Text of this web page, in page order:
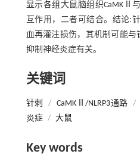
显示各组大鼠脑组织CaMKⅡ
互作用，二者可结合。结论:
血再灌注损伤，其机制可能与
抑制神经炎症有关。
关键词
针刺 / CaMKⅡ/NLRP3通路 /
炎症 / 大鼠
Key words